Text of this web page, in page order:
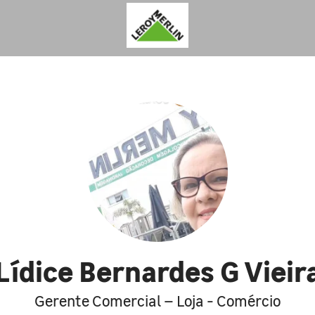
Bernardes G
Gerente Comercial – Loja - Comércio